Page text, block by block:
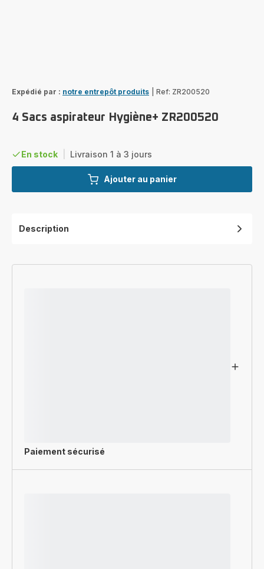
Expédié par : notre entrepôt produits Ref: ZR200520
4 Sacs aspirateur Hygiène+ ZR200520
En stock Livraison 1 à 3 jours
Ajouter au panier
Description
Paiement sécurisé